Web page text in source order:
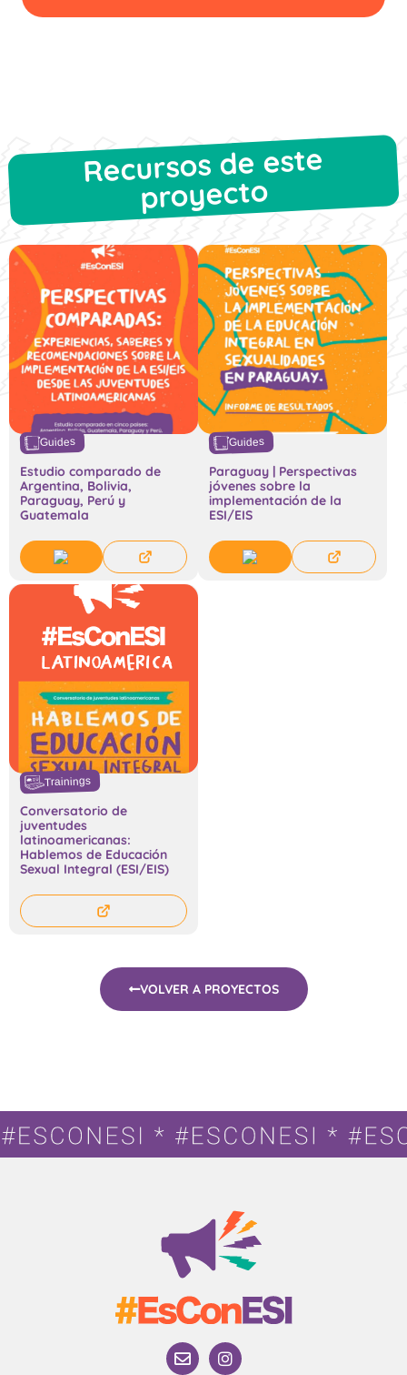
Recursos de este
proyecto
Guides
Estudio comparado de
Argentina, Bolivia,
Paraguay, Perú y
Guatemala
Guides
Paraguay | Perspectivas
jóvenes sobre la
implementación de la
ESI/EIS
Trainings
Conversatorio de
juventudes
latinoamericanas:
Hablemos de Educación
Sexual Integral (ESI/EIS)
VOLVER A PROYECTOS